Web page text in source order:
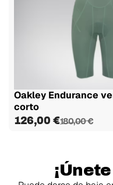
Oakley Endurance
corto
126,00 €180,00 €